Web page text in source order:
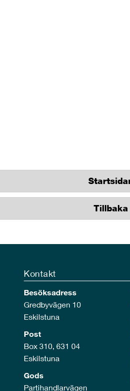
Tillbaka
Kontakt
Besöksadress
Gredbyvägen 10
Eskilstuna
Post
Box 310, 631 04
Eskilstuna
Gods
Partihandlarvägen